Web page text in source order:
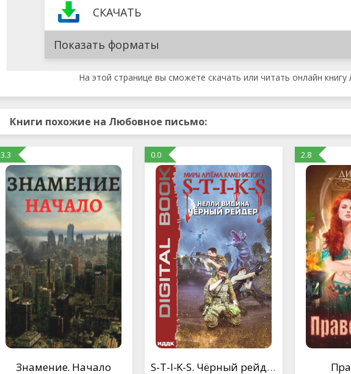
СКАЧАТЬ
Показать форматы
На этой странице вы сможете скачать или читать онлайн
Книги похожие на Любовное письмо:
3.3
Знамение. Начало
0.0
S-T-I-K-S. Чёрный рейдер
2.8